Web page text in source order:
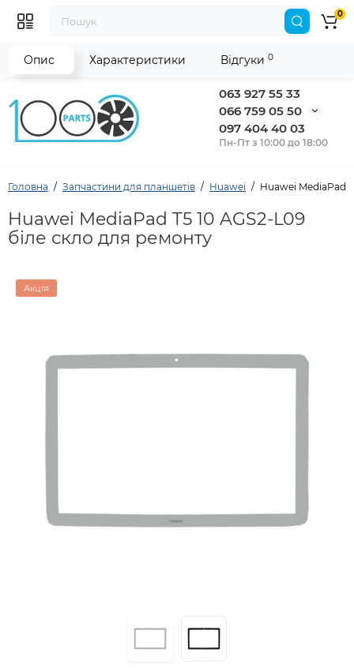
063 927 55 33
066 759 05 50
097 404 40 03
Пн-Пт з 10:00 до 18:00
0
Головна Запчастини для планшетів Huawei Huawei MediaPad
Huawei MediaPad T5 10 AGS2-L09
біле скло для ремонту
Акція
Опис Характеристики Відгуки 0